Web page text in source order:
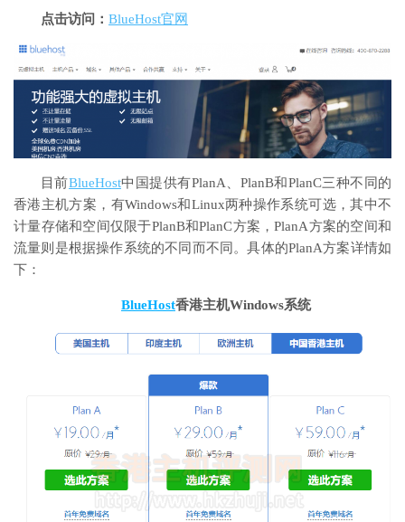
点击访问： BlueHost官网
目前BlueHost中国提供有PlanA、PlanB和PlanC三种不同的
香港主机方案，有Windows和Linux两种操作系统可选，其中不
计量存储和空间仅限于PlanB和PlanC方案，PlanA方案的空间和
流量则是根据操作系统的不同而不同。具体的PlanA方案详情如
下：
BlueHost香港主机Windows系统